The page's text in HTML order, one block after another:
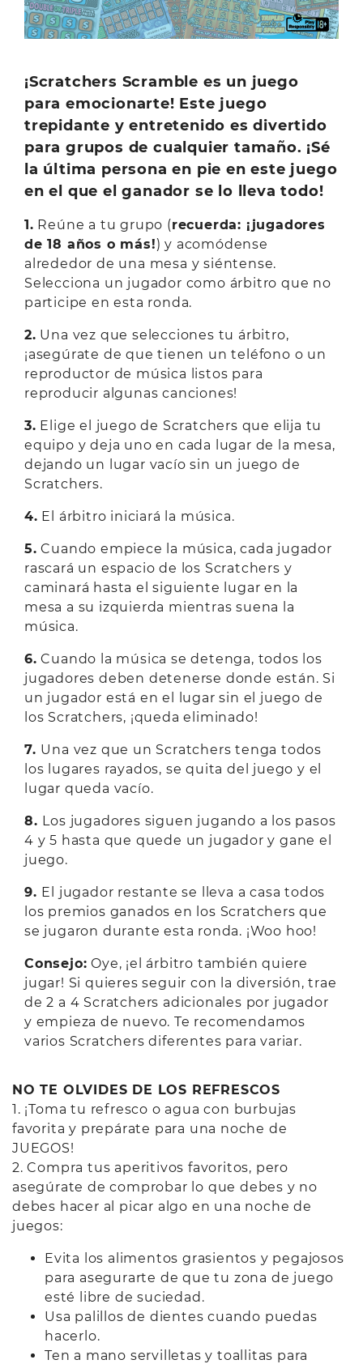
¡Scratchers Scramble es un juego
para emocionarte! Este juego
trepidante y entretenido es divertido
para grupos de cualquier tamaño. ¡Sé
la última persona en pie en este juego
en el que el ganador se lo lleva todo!
1. Reúne a tu grupo (recuerda: ¡jugadores
de 18 años o más!) y acomódense
alrededor de una mesa y siéntense.
Selecciona un jugador como árbitro que no
participe en esta ronda.
2. Una vez que selecciones tu árbitro,
¡asegúrate de que tienen un teléfono o un
reproductor de música listos para
reproducir algunas canciones!
3. Elige el juego de Scratchers que elija tu
equipo y deja uno en cada lugar de la mesa,
dejando un lugar vacío sin un juego de
Scratchers.
4. El árbitro iniciará la música.
5. Cuando empiece la música, cada jugador
rascará un espacio de los Scratchers y
caminará hasta el siguiente lugar en la
mesa a su izquierda mientras suena la
música.
6. Cuando la música se detenga, todos los
jugadores deben detenerse donde están. Si
un jugador está en el lugar sin el juego de
los Scratchers, ¡queda eliminado!
7. Una vez que un Scratchers tenga todos
los lugares rayados, se quita del juego y el
lugar queda vacío.
8. Los jugadores siguen jugando a los pasos
4 y 5 hasta que quede un jugador y gane el
juego.
9. El jugador restante se lleva a casa todos
los premios ganados en los Scratchers que
se jugaron durante esta ronda. ¡Woo hoo!
Consejo: Oye, ¡el árbitro también quiere
jugar! Si quieres seguir con la diversión, trae
de 2 a 4 Scratchers adicionales por jugador
y empieza de nuevo. Te recomendamos
varios Scratchers diferentes para variar.
NO TE OLVIDES DE LOS REFRESCOS
1. ¡Toma tu refresco o agua con burbujas
favorita y prepárate para una noche de
JUEGOS!
2. Compra tus aperitivos favoritos, pero
asegúrate de comprobar lo que debes y no
debes hacer al picar algo en una noche de
juegos:
Evita los alimentos grasientos y pegajosos
para asegurarte de que tu zona de juego
esté libre de suciedad.
Usa palillos de dientes cuando puedas
hacerlo.
Ten a mano servilletas y toallitas para